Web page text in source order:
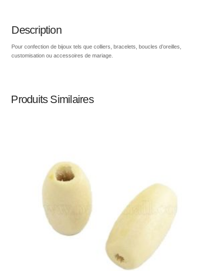
Description
Pour confection de bijoux tels que colliers, bracelets, boucles d’oreilles,
customisation ou accessoires de mariage.
Produits Similaires